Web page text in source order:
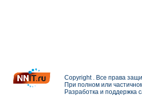
Copyright . Все права
При полном или
Разработка и поддержка